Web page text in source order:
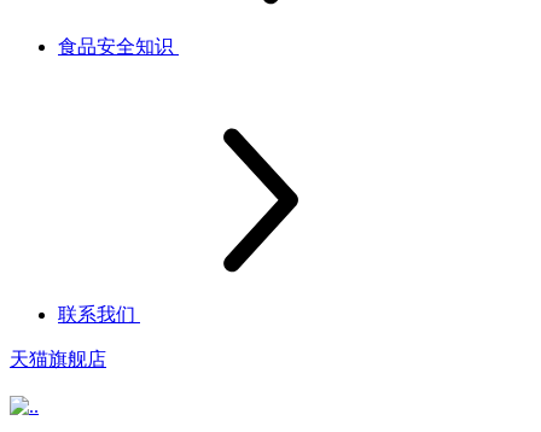
食品安全知识
联系我们
天猫旗舰店